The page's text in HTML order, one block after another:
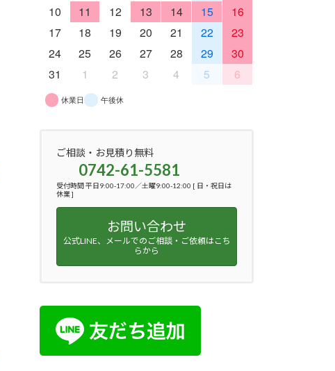
10
11 12 13 14 15
16
17
18 19 20 21 22
23
24
25 26 27 28 29
30
31
1 2 3 4 5 6
休業日 午後休
ご相談・お見積り無料
0742-61-5581
受付時間 平日9:00-17:00／土曜9:00-12:00 [ 日・祝日は
休業 ]
お問い合わせ
公式LINE、メールでのご相談・ご依頼はこち
らから